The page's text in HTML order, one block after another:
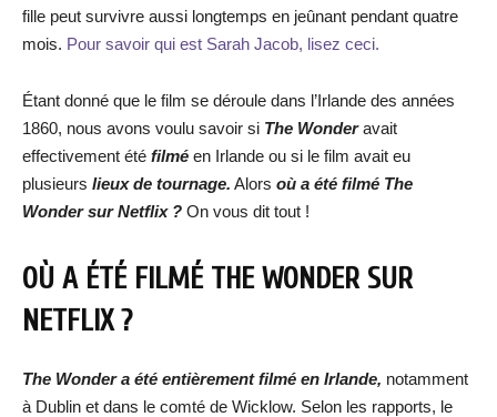
fille peut survivre aussi longtemps en jeûnant pendant quatre
mois. Pour savoir qui est Sarah Jacob, lisez ceci.
Étant donné que le film se déroule dans l’Irlande des années
1860, nous avons voulu savoir si The Wonderavait
effectivement été filmé en Irlande ou si le film avait eu
plusieurs lieux de tournage. Alors où a été filmé The
Wonder sur Netflix ? On vous dit tout !
OÙ A ÉTÉ FILMÉ THE WONDER SUR
NETFLIX ?
The Wonder a été entièrement filmé en Irlande, notamment
à Dublin et dans le comté de Wicklow. Selon les rapports, le